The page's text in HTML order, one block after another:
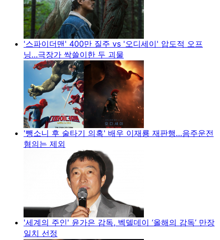
'스파이더맨' 400만 질주 vs '오디세이' 압도적 오프
닝…극장가 싹쓸이한 두 괴물
'뺑소니 후 술타기 의혹' 배우 이재룡 재판행…음주운전
혐의는 제외
'세계의 주인' 윤가은 감독, 벡델데이 ‘올해의 감독’ 만장
일치 선정